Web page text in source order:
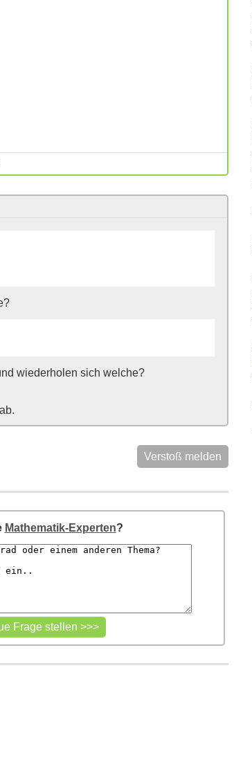
wiederholen sich welche?
Verstoß melden
Mathematik-Experten?